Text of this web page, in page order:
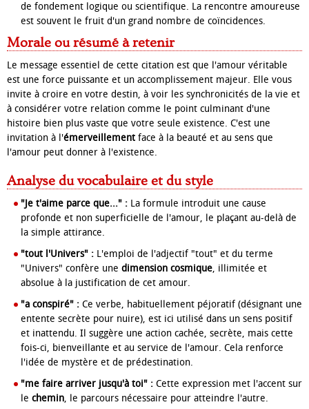
de fondement logique ou scientifique. La rencontre amoureuse
est souvent le fruit d'un grand nombre de coïncidences.
Morale ou résumé à retenir
Le message essentiel de cette citation est que l'amour véritable
est une force puissante et un accomplissement majeur. Elle vous
invite à croire en votre destin, à voir les synchronicités de la vie et
à considérer votre relation comme le point culminant d'une
histoire bien plus vaste que votre seule existence. C'est une
invitation à l'émerveillement face à la beauté et au sens que
l'amour peut donner à l'existence.
Analyse du vocabulaire et du style
"Je t'aime parce que..." : La formule introduit une cause
profonde et non superficielle de l'amour, le plaçant au-delà de
la simple attirance.
"tout l'Univers" : L'emploi de l'adjectif "tout" et du terme
"Univers" confère une dimension cosmique, illimitée et
absolue à la justification de cet amour.
"a conspiré" : Ce verbe, habituellement péjoratif (désignant une
entente secrète pour nuire), est ici utilisé dans un sens positif
et inattendu. Il suggère une action cachée, secrète, mais cette
fois-ci, bienveillante et au service de l'amour. Cela renforce
l'idée de mystère et de prédestination.
"me faire arriver jusqu'à toi" : Cette expression met l'accent sur
le chemin, le parcours nécessaire pour atteindre l'autre.